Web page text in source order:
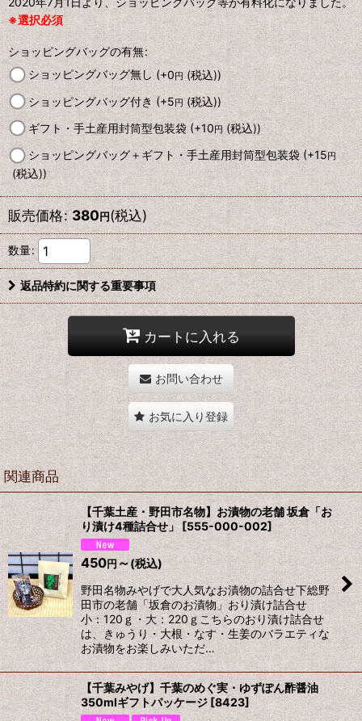
※選択必須
ショッピングバッグの有無:
ショッピングバッグ無し(+0円 (税込))
ショッピングバッグ付き (+5円 (税込))
ギフト・手土産用封筒型包装袋(+10円 (税込))
ショッピングバッグ＋ギフト・手土産用封筒型包装袋 (+15 円
(税込))
販売価格: 380円(税込)
数量:
返品特約に関する重要事項
カートに入れる
お問い合わせ
お気に入り登録
関連商品
【千葉土産・野田市名物】お漬物の老舗 坂倉「お
り漬け4種詰合せ」 [555-000-002]
450円 ～(税込)
野田名物みやげで大人気なお漬物の詰合せ下総野
田市の老舗「坂倉のお漬物」おり漬け詰合せ
小：120ｇ・大：220ｇこちらのおり漬け詰合せ
は、きゅうり・大根・なす・生姜のバラエティな
お漬物をお楽しみいただ…
【千葉みやげ】千葉のめぐ実・ゆずぽん酢醤油
350mlギフトパッケージ [8423]